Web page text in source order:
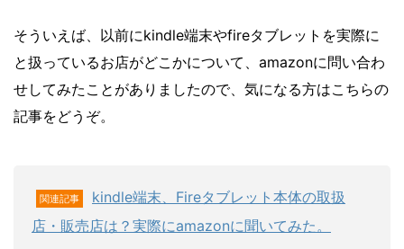
そういえば、以前にkindle端末やfireタブレットを実際に
と扱っているお店がどこかについて、amazonに問い合わ
せしてみたことがありましたので、気になる方はこちらの
記事をどうぞ。
関連記事
kindle端末、Fireタブレット本体の取扱
店・販売店は？実際にamazonに聞いてみた。